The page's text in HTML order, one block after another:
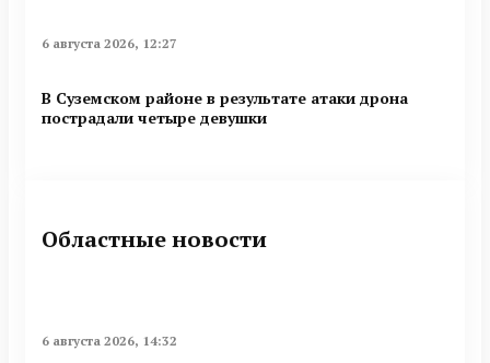
6 августа 2026, 12:27
В Суземском районе в результате атаки дрона
пострадали четыре девушки
Областные новости
6 августа 2026, 14:32